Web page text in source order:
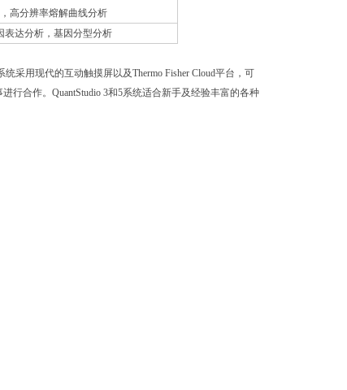
高分辨率熔解曲线分析
表达分析，基因分型分析
采用现代的互动触摸屏以及Thermo Fisher Cloud平台，可
行合作。QuantStudio 3和5系统适合新手及经验丰富的各种